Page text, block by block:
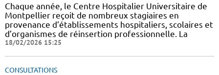
Chaque année, le Centre Hospitalier Universitaire de
Montpellier reçoit de nombreux stagiaires en
provenance d’établissements hospitaliers, scolaires et
d’organismes de réinsertion professionnelle. La
18/02/2026 15:25
CONSULTATIONS